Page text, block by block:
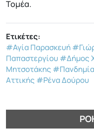
Τομέα.
Ετικέτες:
#Αγία Παρασκευή
Παπαστεργίου #Δήμος
Μητσοτάκης #Πανδημία
Αττικής #Ρένα Δούρου